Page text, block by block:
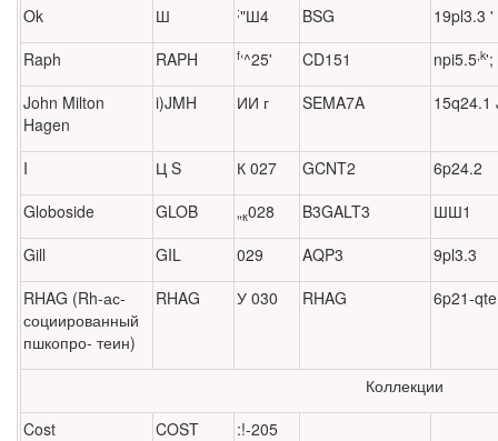
Ok
Ш ;"Ш4 BSG
19pl3.3 '
Raph
RAPH f‘^25' CD151 npi5.5 ,k';
John Milton
Hagen
i)JMH ИИ г SEMA7A 15q24.1
I Ц S К 027 GCNT2
6p24.2
Globoside
GLOB „к028 B3GALT3
ШШ1
Gill
GIL 029 AQP3
9pl3.3
RHAG (Rh-ас­
социирован­ный
пшкопро- теин)
RHAG У 030 RHAG 6p21-
Коллекции
Cost
COST
:!-205